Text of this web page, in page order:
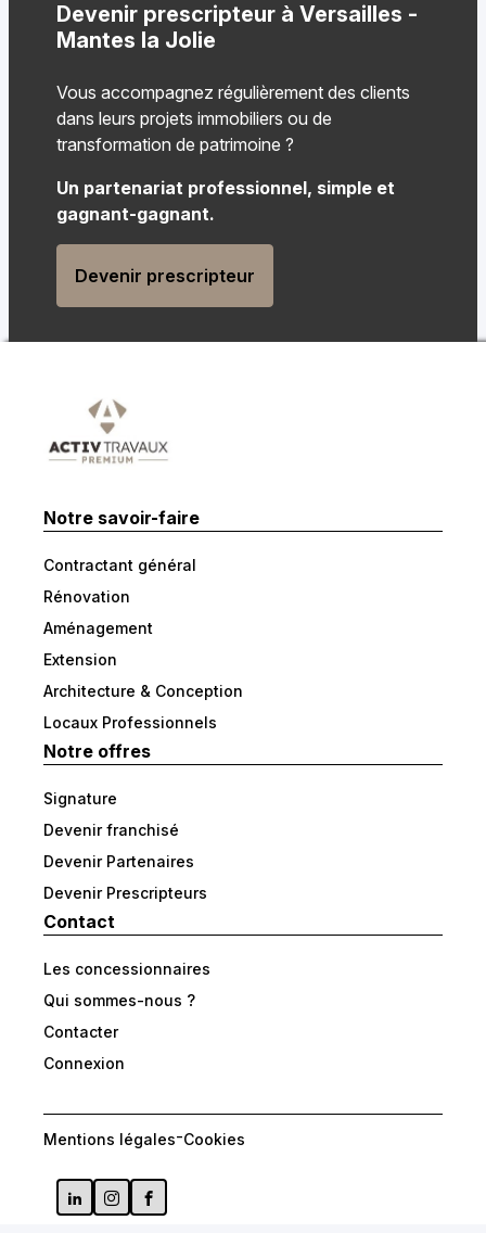
Devenir prescripteur à Versailles -
Mantes la Jolie
Vous accompagnez régulièrement des clients
dans leurs projets immobiliers ou de
transformation de patrimoine ?
Un partenariat professionnel, simple et
gagnant-gagnant.
Devenir prescripteur
Notre savoir-faire
Contractant général
Rénovation
Aménagement
Extension
Architecture & Conception
Locaux Professionnels
Notre offres
Signature
Devenir franchisé
Devenir Partenaires
Devenir Prescripteurs
Contact
Les concessionnaires
Qui sommes-nous ?
Contacter
Connexion
Mentions légales-Cookies